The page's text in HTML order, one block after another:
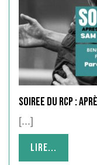
SOIREE DU RCP :
[...]
Lire...